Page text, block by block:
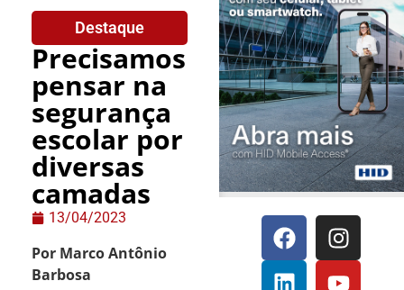
Destaque
Precisamos
pensar na
segurança
escolar por
diversas
camadas
13/04/2023
Por Marco Antônio
Barbosa